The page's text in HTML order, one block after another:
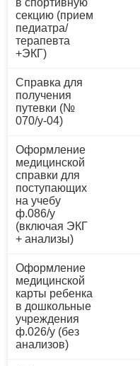
секцию (прием
педиатра/
терапевта
+ЭКГ)
Справка для
получения
путевки (№
070/у-04)
Оформление
медицинской
справки для
поступающих
на учебу
ф.086/у
(включая ЭКГ
+ анализы)
Оформление
медицинской
карты ребенка
в дошкольные
учреждения
ф.026/у (без
анализов)